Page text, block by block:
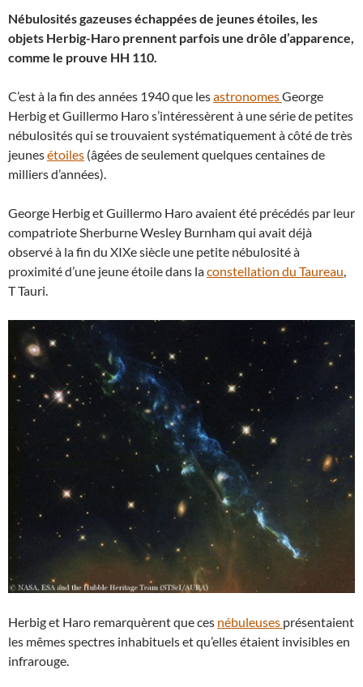
Nébulosités gazeuses échappées de jeunes étoiles, les
objets Herbig-Haro prennent parfois une drôle d’apparence,
comme le prouve HH 110.
C’est à la fin des années 1940 que lesastronomesGeorge
Herbig et Guillermo Haro s’intéressèrent à une série de petites
nébulosités qui se trouvaient systématiquement à côté de très
jeunesétoiles (âgées de seulement quelques centaines de
milliers d’années).
George Herbig et Guillermo Haro avaient été précédés par leur
compatriote Sherburne Wesley Burnham qui avait déjà
observé à la fin du XIXe siècle une petite nébulosité à
proximité d’une jeune étoile dans laconstellation du Taureau,
T Tauri.
Herbig et Haro remarquèrent que ces nébuleuses présentaient
les mêmes spectres inhabituels et qu’elles étaient invisibles en
infrarouge.